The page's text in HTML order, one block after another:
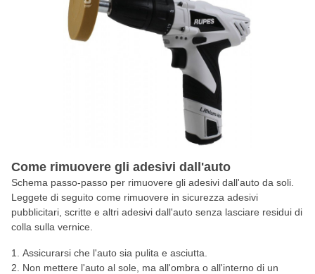
Come rimuovere gli adesivi dall'auto
Schema passo-passo per rimuovere gli adesivi dall'auto da soli.
Leggete di seguito come rimuovere in sicurezza adesivi
pubblicitari, scritte e altri adesivi dall'auto senza lasciare residui di
colla sulla vernice.
Assicurarsi che l'auto sia pulita e asciutta.
Non mettere l'auto al sole, ma all'ombra o all'interno di un